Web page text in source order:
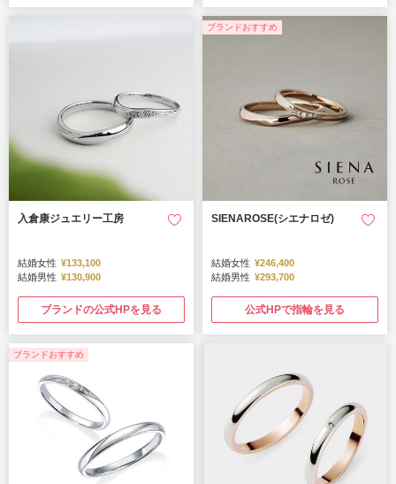
入倉康ジュエリー工房
結婚女性 ¥133,100
結婚男性 ¥130,900
ブランドの公式HPを見る
ブランドおすすめ
SIENAROSE(シエナロゼ)
結婚女性 ¥246,400
結婚男性 ¥293,700
公式HPで指輪を見る
ブランドおすすめ